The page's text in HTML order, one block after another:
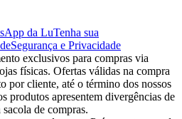
da LuTenha sua
Segurança e Privacidade
exclusivos para compras via
físicas. Ofertas válidas na compra
por cliente, até o término dos nossos
produtos apresentem divergências de
de compras.